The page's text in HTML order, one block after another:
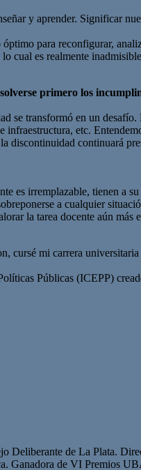
y aprender. Significar
para reconfigurar,
cual es realmente
primero los
se transformó en un desafío.
etc.
discontinuidad continuará
es irremplazable, tienen a
a cualquier
la tarea docente aún más
cursé mi carrera
Públicas (ICEPP)
Deliberante de La Plata.
Ganadora de VI Premios